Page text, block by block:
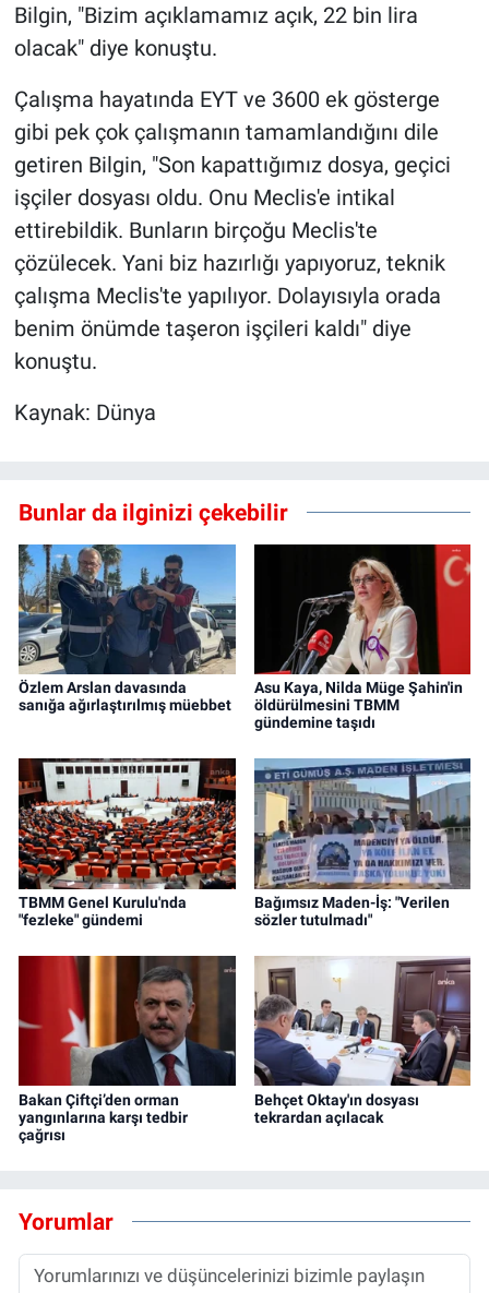
Bilgin, "Bizim açıklamamız açık, 22 bin lira
olacak" diye konuştu.
Çalışma hayatında EYT ve 3600 ek gösterge
gibi pek çok çalışmanın tamamlandığını dile
getiren Bilgin, "Son kapattığımız dosya, geçici
işçiler dosyası oldu. Onu Meclis'e intikal
ettirebildik. Bunların birçoğu Meclis'te
çözülecek. Yani biz hazırlığı yapıyoruz, teknik
çalışma Meclis'te yapılıyor. Dolayısıyla orada
benim önümde taşeron işçileri kaldı" diye
konuştu.
Kaynak: Dünya
Bunlar da ilginizi çekebilir
Özlem Arslan davasında
sanığa ağırlaştırılmış müebbet
Asu Kaya, Nilda Müge Şahin'in
öldürülmesini TBMM
gündemine taşıdı
TBMM Genel Kurulu'nda
"fezleke" gündemi
Bağımsız Maden-İş: "Verilen
sözler tutulmadı"
Bakan Çiftçi’den orman
yangınlarına karşı tedbir
çağrısı
Behçet Oktay'ın dosyası
tekrardan açılacak
Yorumlar